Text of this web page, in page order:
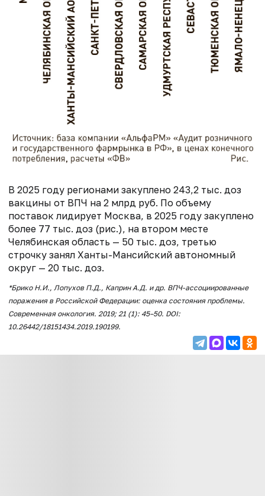
В 2025 году регионами закуплено 243,2 тыс. доз
вакцины от ВПЧ на 2 млрд руб. По объему
поставок лидирует Москва, в 2025 году закуплено
более 77 тыс. доз (рис.), на втором месте
Челябинская область — 50 тыс. доз, третью
строчку занял Ханты-Мансийский автономный
округ — 20 тыс. доз.
*Брико Н.И., Лопухов П.Д., Каприн А.Д. и др. ВПЧ-ассоциированные
поражения в Российской Федерации: оценка состояния проблемы.
Современная онкология. 2019; 21 (1): 45–50. DOI:
10.26442/18151434.2019.190199.